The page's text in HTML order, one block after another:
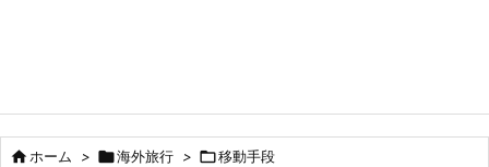
ホーム > 海外旅行 > 移動手段